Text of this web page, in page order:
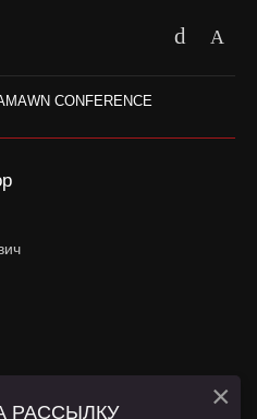
WN CONFERENCE
РАССЫЛКУ ×